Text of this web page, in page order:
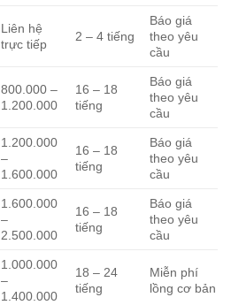
Liên hệ
trực tiếp
2 – 4 tiếng
Báo giá
theo yêu
cầu
800.000 –
1.200.000
16 – 18
tiếng
Báo giá
theo yêu
cầu
1.200.000
–
1.600.000
16 – 18
tiếng
Báo giá
theo yêu
cầu
1.600.000
–
2.500.000
16 – 18
tiếng
Báo giá
theo yêu
cầu
1.000.000
–
1.400.000
18 – 24
tiếng
Miễn phí
lồng cơ bản